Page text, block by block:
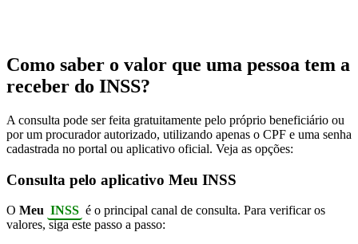
Como saber o valor que uma pessoa tem a
receber do INSS?
A consulta pode ser feita gratuitamente pelo próprio beneficiário ou
por um procurador autorizado, utilizando apenas o CPF e uma senha
cadastrada no portal ou aplicativo oficial. Veja as opções:
Consulta pelo aplicativo Meu INSS
O Meu INSS é o principal canal de consulta. Para verificar os
valores, siga este passo a passo: